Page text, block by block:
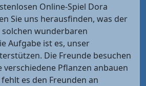
Online-Spiel Dora
Sie uns herausfinden, was der
wunderbaren
Aufgabe ist es, unser
Die Freunde besuchen
verschiedene Pflanzen anbauen
es den Freunden an